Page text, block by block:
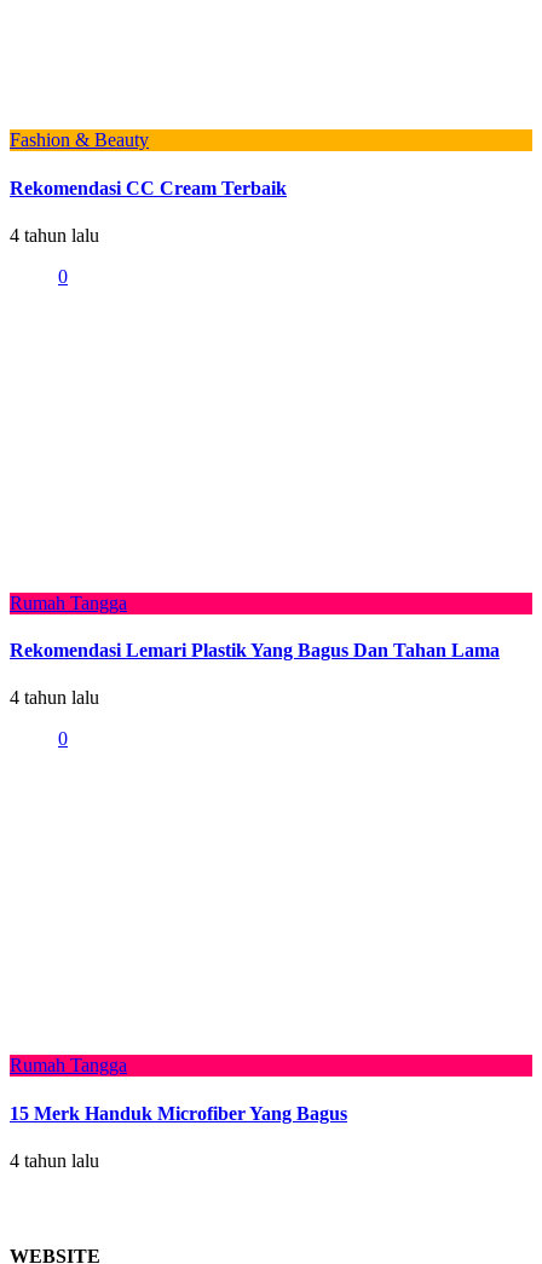
Fashion & Beauty
Rekomendasi CC Cream Terbaik
4 tahun lalu
0
Rumah Tangga
Rekomendasi Lemari Plastik Yang Bagus Dan Tahan Lama
4 tahun lalu
0
Rumah Tangga
15 Merk Handuk Microfiber Yang Bagus
4 tahun lalu
WEBSITE